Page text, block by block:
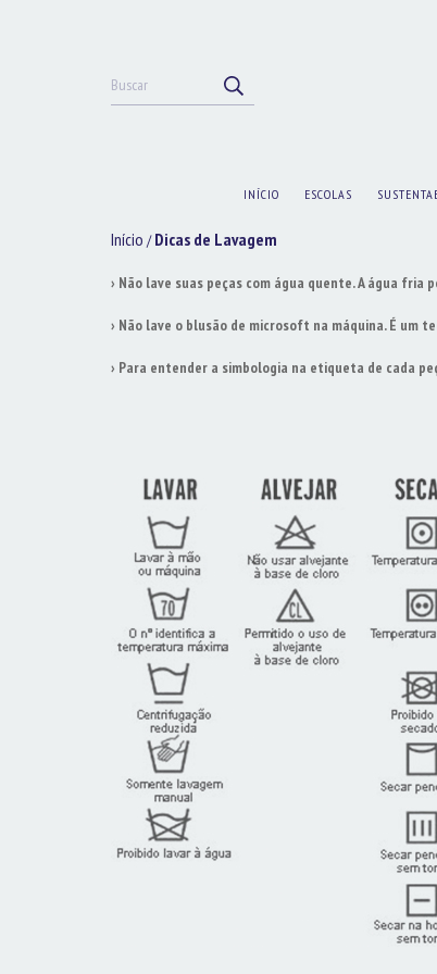
INÍCIO ESCOLAS
Início / Dicas de Lavagem
› Não lave suas peças com água quente. A água
› Não lave o blusão de microsoft na máquina. É um
› Para entender a simbologia na etiqueta de cada